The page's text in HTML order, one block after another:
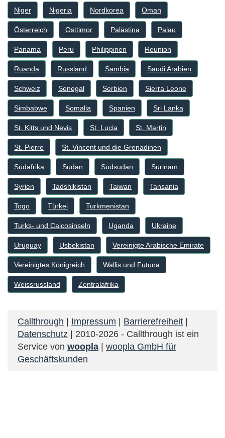
Niger Nigeria Nordkorea Oman
Österreich Osttimor Palästina Palau
Panama Peru Philippinen Reunion
Ruanda Russland Sambia Saudi Arabien
Schweiz Senegal Serbien Sierra Leone
Simbabwe Somalia Spanien Sri Lanka
St. Kitts und Nevis St. Lucia St. Martin
St. Pierre St. Vincent und die Grenadinen
Südafrika Sudan Südsudan Surinam
Syrien Tadshikistan Taiwan Tansania
Togo Türkei Turkmenistan
Turks- und Caicosinseln Uganda Ukraine
Uruguay Usbekistan Vereinigte Arabische Emirate
Vereinigtes Königreich Wallis und Futuna
Weissrussland Zentralafrika
Callthrough | Impressum | Barrierefreiheit |
Datenschutz | 2010-2026 - Callthrough ist ein
Service von woopla | woopla GmbH für
Geschäftskunden